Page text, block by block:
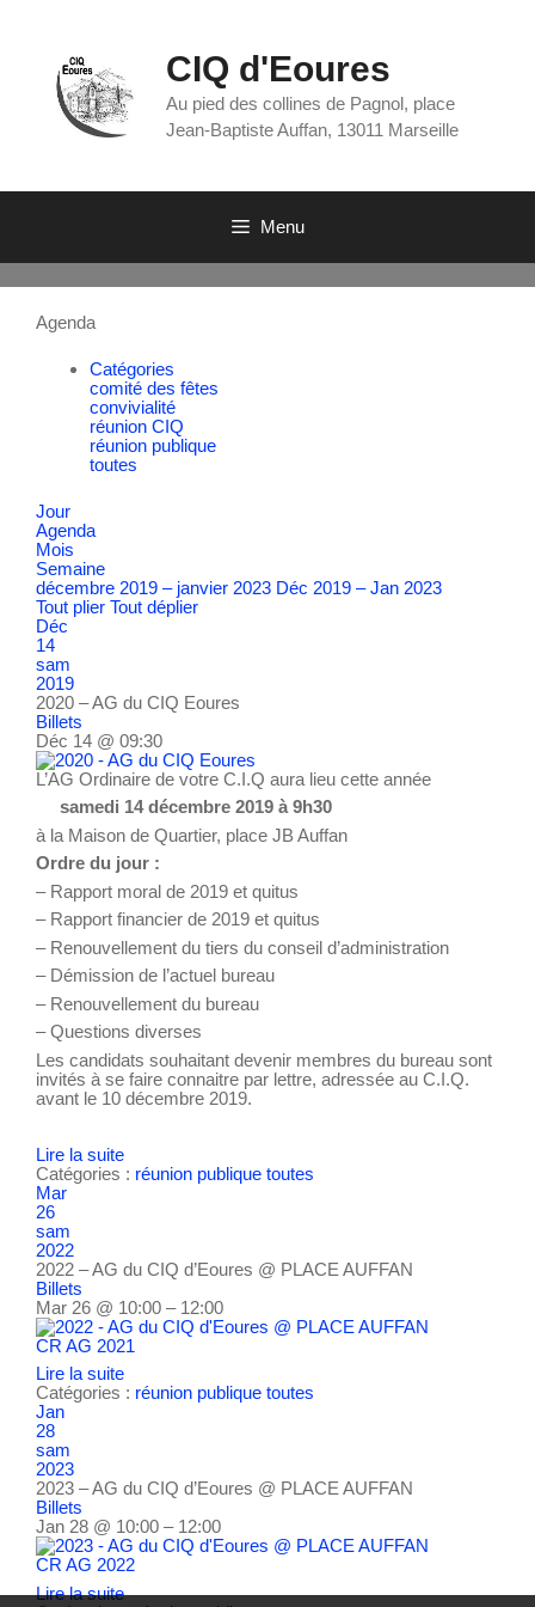
CIQ d'Eoures
Au pied des collines de Pagnol, place
Jean-Baptiste Auffan, 13011 Marseille
Menu
Agenda
Catégories
comité des fêtes
convivialité
réunion CIQ
réunion publique
toutes
Jour
Agenda
Mois
Semaine
décembre 2019 – janvier 2023 Déc 2019 – Jan 2023
Tout plier Tout déplier
Déc
14
sam
2019
2020 – AG du CIQ Eoures
Billets
Déc 14 @ 09:30
L’AG Ordinaire de votre C.I.Q aura lieu cette année
samedi 14 décembre 2019 à 9h30
à la Maison de Quartier, place JB Auffan
Ordre du jour :
– Rapport moral de 2019 et quitus
– Rapport financier de 2019 et quitus
– Renouvellement du tiers du conseil d’administration
– Démission de l’actuel bureau
– Renouvellement du bureau
– Questions diverses
Les candidats souhaitant devenir membres du bureau sont
invités à se faire connaitre par lettre, adressée au C.I.Q.
avant le 10 décembre 2019.
Lire la suite
Catégories : réunion publique toutes
Mar
26
sam
2022
2022 – AG du CIQ d’Eoures @ PLACE AUFFAN
Billets
Mar 26 @ 10:00 – 12:00
CR AG 2021
Lire la suite
Catégories : réunion publique toutes
Jan
28
sam
2023
2023 – AG du CIQ d’Eoures @ PLACE AUFFAN
Billets
Jan 28 @ 10:00 – 12:00
CR AG 2022
Lire la suite